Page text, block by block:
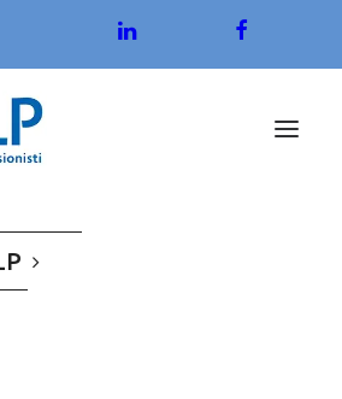
Da Compagnia